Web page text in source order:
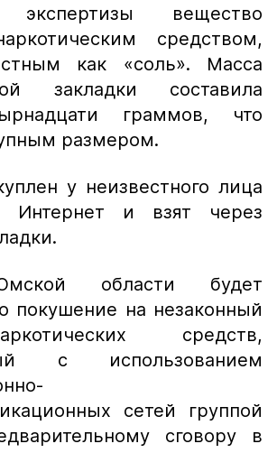
экспертизы вещество
средством,
как «соль». Масса
закладки составила
граммов, что
размером.
у неизвестного лица
Интернет и взят через
области будет
покушение на незаконный
средств,
с использованием
сетей группой
сговору в